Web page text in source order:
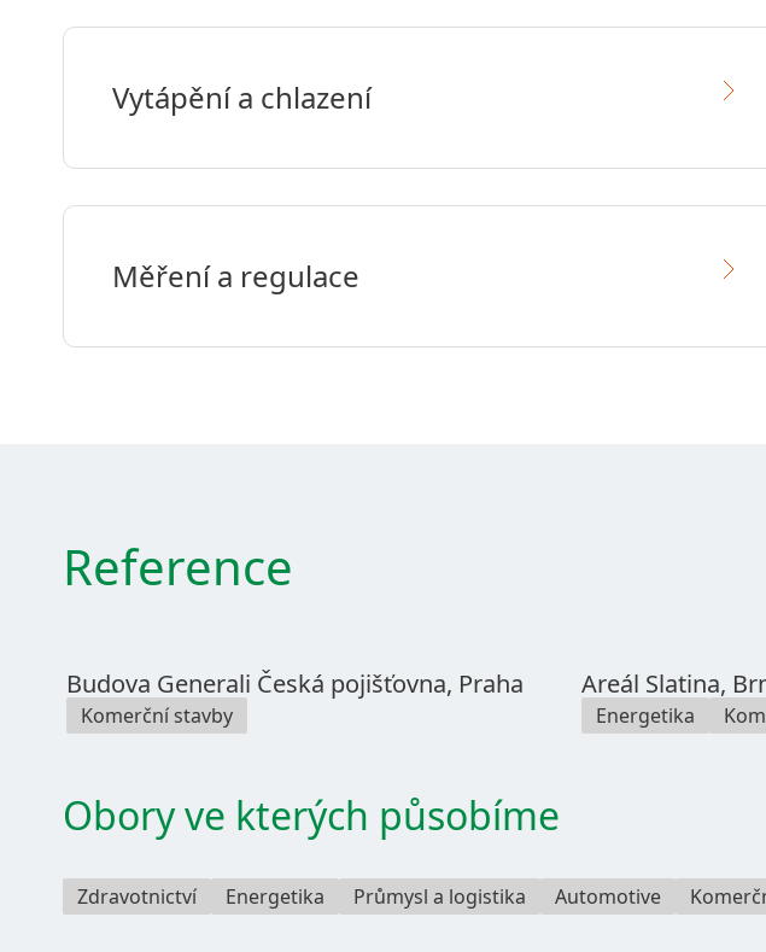
Vytápění a chlazení
Měření a regulace
Reference
Budova Generali Česká pojišťovna, Praha
Komerční stavby
Areál Slatina,
Energetika
Obory ve kterých působíme
Zdravotnictví Energetika Průmysl a logistika Automotive